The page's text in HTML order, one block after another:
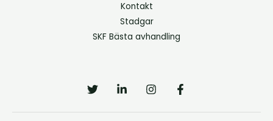
Kontakt
Stadgar
SKF Bästa avhandling